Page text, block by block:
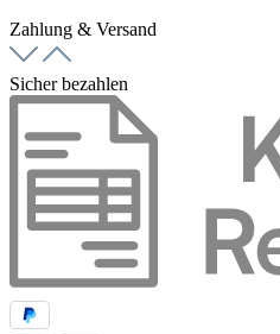
Zahlung & Versand
Sicher bezahlen